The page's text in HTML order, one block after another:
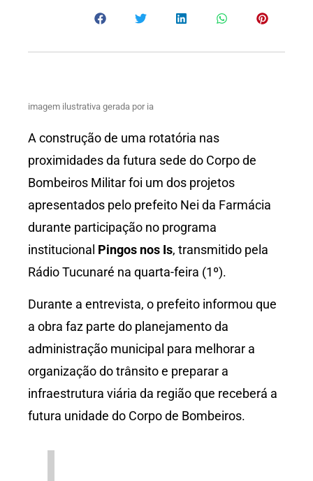
imagem ilustrativa gerada por ia
A construção de uma rotatória nas
proximidades da futura sede do Corpo de
Bombeiros Militar foi um dos projetos
apresentados pelo prefeito Nei da Farmácia
durante participação no programa
institucional Pingos nos Is, transmitido pela
Rádio Tucunaré na quarta-feira (1º).
Durante a entrevista, o prefeito informou que
a obra faz parte do planejamento da
administração municipal para melhorar a
organização do trânsito e preparar a
infraestrutura viária da região que receberá a
futura unidade do Corpo de Bombeiros.